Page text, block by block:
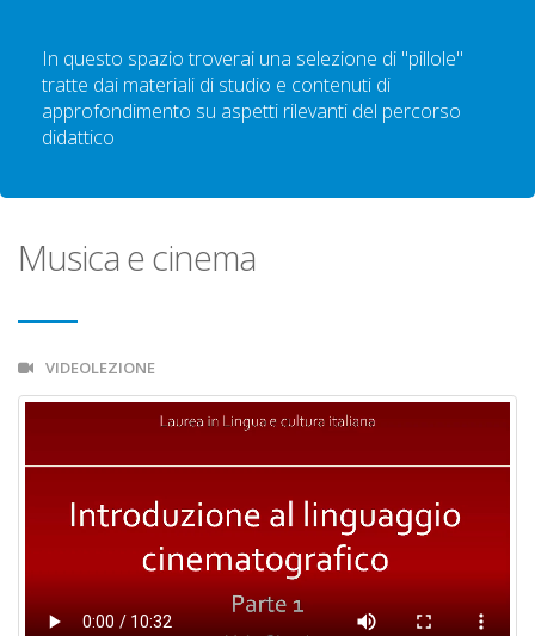
In questo spazio troverai una selezione di "pillole"
tratte dai materiali di studio e contenuti di
approfondimento su aspetti rilevanti del percorso
didattico
Musica e cinema
VIDEOLEZIONE